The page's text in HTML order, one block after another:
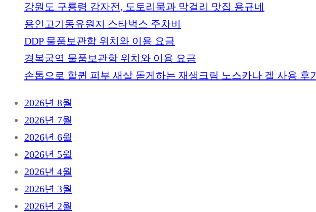
강원도 구룡령 감자전, 도토리묵과 막걸리 맛집 용규네
용인고기동유원지 스타벅스 주차비
DDP 물품보관함 위치와 이용 요금
경복궁역 물품보관함 위치와 이용 요금
손톱으로 할퀸 피부 새살 돋게하는 재생크림 노스카나 겔 사용 후기
2026년 8월
2026년 7월
2026년 6월
2026년 5월
2026년 4월
2026년 3월
2026년 2월